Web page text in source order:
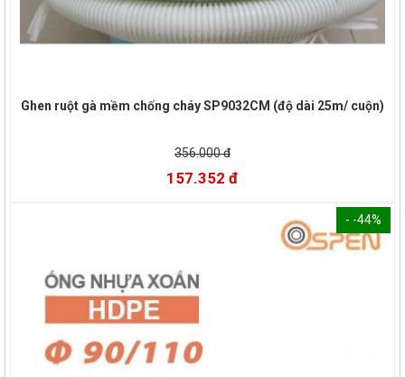
Ghen ruột gà mềm chống cháy SP9032CM (độ dài 25m/ cuộn)
356.000 đ
157.352 đ
- -44%